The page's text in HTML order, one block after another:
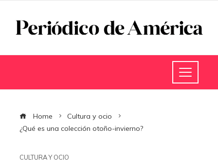
Home
Cultura y ocio
¿Qué es una colección otoño-invierno?
CULTURA Y OCIO